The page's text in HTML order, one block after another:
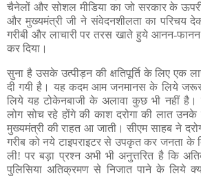
चैनेलों और सोशल मीडिया का जो सरकार के
और मुख्यमंत्री जी ने संवेदनशीलता का परिचय
गरीबी और लाचारी पर तरस खाते हुये आनन-फानन
कर दिया।
सुना है उसके उत्पीड़न की क्षतिपूर्ति के लिए एक
दी गयी है। यह कदम आम जनमानस के लिये जरूर
लिये यह टोकेनबाजी के अलावा कुछ भी नहीं
लोग सोच रहे होंगे की काश दरोगा की लात उनके
मुख्यमंत्री की राहत आ जाती। सीएम साहब ने
गरीब को नये टाइपराइटर से उपकृत कर जनता के
ली! पर बड़ा प्रश्न अभी भी अनुत्तरित है कि
पुलिसिया अतिक्रमण से निजात पाने के लिये